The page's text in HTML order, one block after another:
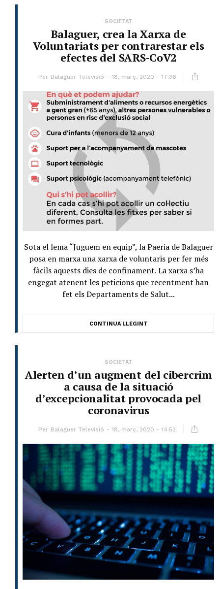
SOCIETAT
Balaguer, crea la Xarxa de
Voluntariats per contrarestar els
efectes del SARS-CoV2
Per Balaguer Televisió 18, març, 2020 - 17:36
Sota el lema “Juguem en equip”, la Paeria de Balaguer
posa en marxa una xarxa de voluntaris per fer més
fàcils aquests dies de confinament. La xarxa s’ha
engegat atenent les peticions que recentment han
fet els Departaments de Salut...
CONTINUA LLEGINT
SOCIETAT
Alerten d’un augment del cibercrim
a causa de la situació
d’excepcionalitat provocada pel
coronavirus
Per Balaguer Televisió 18, març, 2020 - 14:52